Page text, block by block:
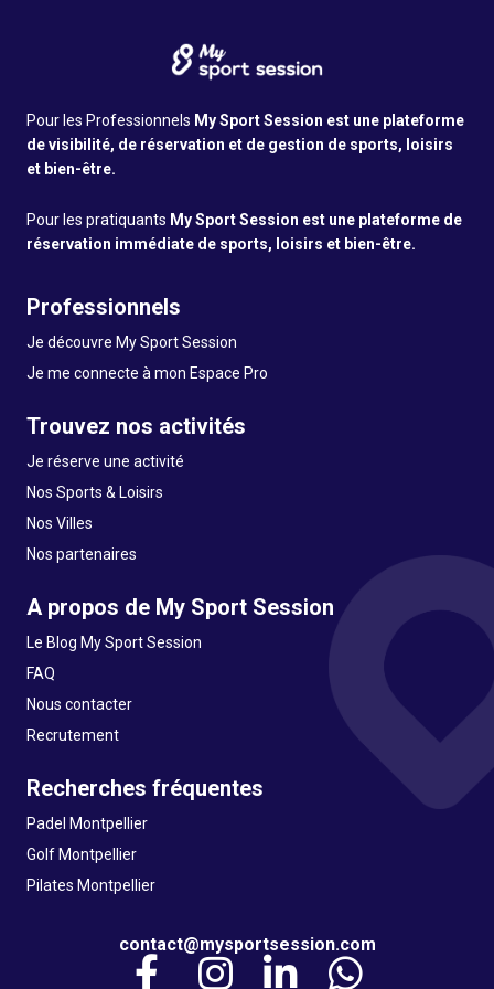
Pour les Professionnels My Sport Session est une plateforme
de visibilité, de réservation et de gestion de sports, loisirs
et bien-être.
Pour les pratiquants My Sport Session est une plateforme de
réservation immédiate de sports, loisirs et bien-être.
Professionnels
Je découvre My Sport Session
Je me connecte à mon Espace Pro
Trouvez nos activités
Je réserve une activité
Nos Sports & Loisirs
Nos Villes
Nos partenaires
A propos de My Sport Session
Le Blog My Sport Session
FAQ
Nous contacter
Recrutement
Recherches fréquentes
Padel Montpellier
Golf Montpellier
Pilates Montpellier
contact@mysportsession.com